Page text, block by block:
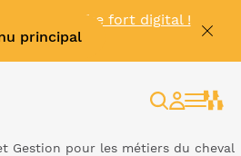
principal
, le coffre fort digital !
🔓
Rechercher
Espace
Gestion pour les métiers du cheval